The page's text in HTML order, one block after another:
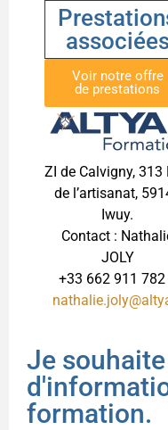
Voir notre offre
de prestations
ZI de Calvigny, 313
de l’artisanat,
Iwuy.
Contact :
JOLY
+33 662 911 782
Je
formation.